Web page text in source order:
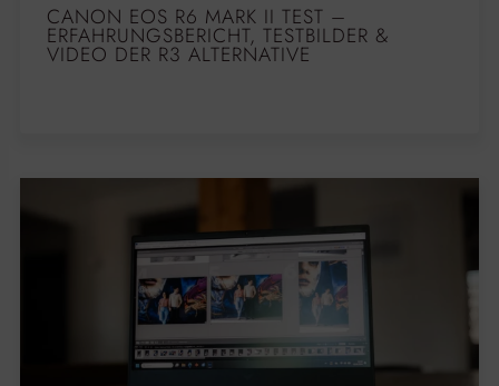
CANON EOS R6 MARK II TEST –
ERFAHRUNGSBERICHT, TESTBILDER &
VIDEO DER R3 ALTERNATIVE